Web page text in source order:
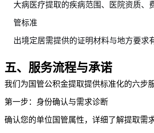
大病医疗提取的疾病范围、医院资质、
管标准
出境定居需提供的证明材料与地方要求
五、服务流程与承诺
我们为国管公积金提取提供标准化的六步服
第一步：身份确认与需求诊断
确认您的单位国管属性，详细了解提取需